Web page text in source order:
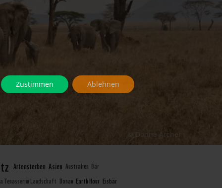
© Donna Archer
Artensterben Asien Australien Bär
Tenasserim Landschaft Donau Earth Hour Eisbär
Zustimmen Ablehnen